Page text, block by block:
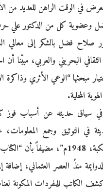
في الوقت الراهن للعديد من
وعضوية كل من الدكتور علي
صلاح فضل بالشكر إلى معالي
الثقافي البحريني والعربي،
مبحثها “الوعي الأثري وذاكرة
المحلية.
سياق حديثه عن أسباب فوز
في التوثيق وجمع
الاحتلال خلال عام النكبة،
منذُ العصر العثماني،
الكاتب للمفردات المكونة